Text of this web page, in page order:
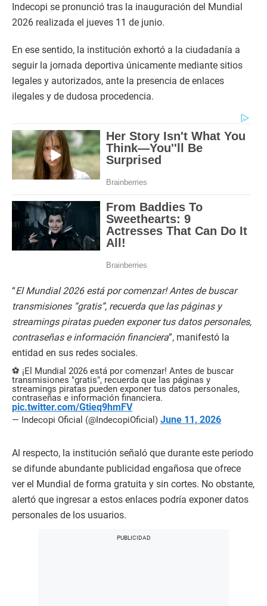
Indecopi se pronunció tras la inauguración del Mundial
2026 realizada el jueves 11 de junio.
En ese sentido, la institución exhortó a la ciudadanía a
seguir la jornada deportiva únicamente mediante sitios
legales y autorizados, ante la presencia de enlaces
ilegales y de dudosa procedencia.
“El Mundial 2026 está por comenzar! Antes de buscar
transmisiones “gratis”, recuerda que las páginas y
streamings piratas pueden exponer tus datos personales,
contraseñas e información financiera”, manifestó la
entidad en sus redes sociales.
⚽ ¡El Mundial 2026 está por comenzar! Antes de buscar
transmisiones "gratis", recuerda que las páginas y
streamings piratas pueden exponer tus datos personales,
contraseñas e información financiera.
pic.twitter.com/Gtieq9hmFV
— Indecopi Oficial (@IndecopiOficial) June 11, 2026
Al respecto, la institución señaló que durante este periodo
se difunde abundante publicidad engañosa que ofrece
ver el Mundial de forma gratuita y sin cortes. No obstante,
alertó que ingresar a estos enlaces podría exponer datos
personales de los usuarios.